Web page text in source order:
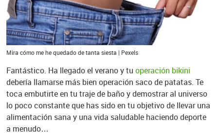
Mira cómo me he quedado de tanta siesta | Pexels
Fantástico. Ha llegado el verano y tu operación bikini
debería llamarse más bien operación saco de patatas. Te
toca embutirte en tu traje de baño y demostrar al universo
lo poco constante que has sido en tu objetivo de llevar una
alimentación sana y una vida saludable haciendo deporte
a menudo…